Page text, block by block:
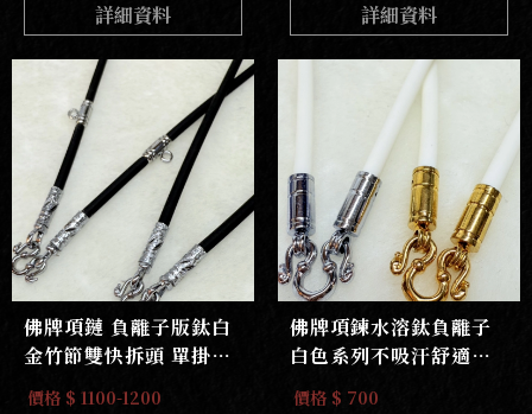
詳細資料 詳細資料
佛牌項鏈 負離子版鈦白
金竹節雙快拆頭 單掛
or前三掛
價格 $ 1100-1200
佛牌項鍊水溶鈦負離子
白色系列不吸汗舒適耐
戴不發黃
價格 $ 700